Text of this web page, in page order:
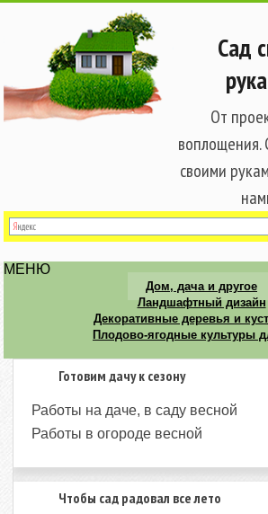
Сад
От
воплощения.
своими
МЕНЮ
Дом, дача и другое
Ландшафтный дизайн
Декоративные деревья и
Плодово-ягодные культуры
Готовим дачу к сезону
Работы на даче, в саду весной
Работы в огороде весной
Чтобы сад радовал все лето